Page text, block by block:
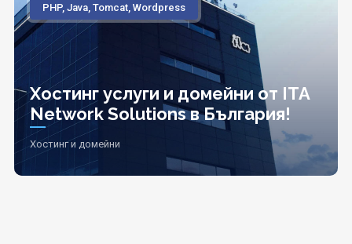
PHP, Java, Tomcat, Wordpress
Хостинг услуги и домейни от ITA
Network Solutions в България!
Хостинг и домейни